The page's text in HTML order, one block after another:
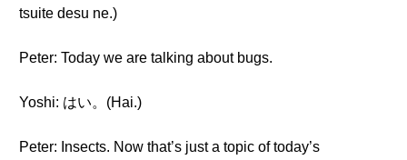
tsuite desu ne.)
Peter: Today we are talking about bugs.
Yoshi: はい。(Hai.)
Peter: Insects. Now that’s just a topic of today’s